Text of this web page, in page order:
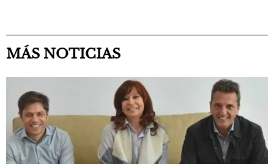
MÁS NOTICIAS